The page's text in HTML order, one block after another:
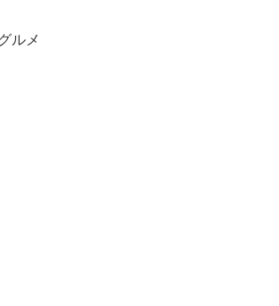
ルメ